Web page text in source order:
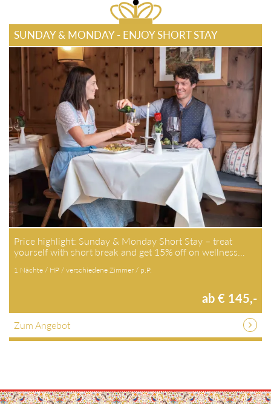
SUNDAY & MONDAY - ENJOY SHORT STAY
Price highlight: Sunday & Monday Short Stay – treat
yourself with short break and get 15% off on wellness…
1 Nächte / HP / verschiedene Zimmer / p.P.
ab € 145,-
Zum Angebot